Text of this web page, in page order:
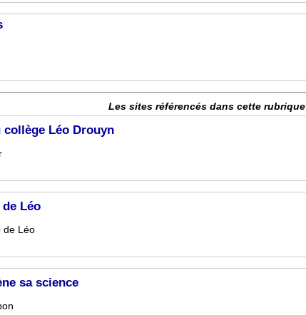
Les sites référencés dans cette rubrique
collège Léo Drouyn
Léo
de Léo
sa science